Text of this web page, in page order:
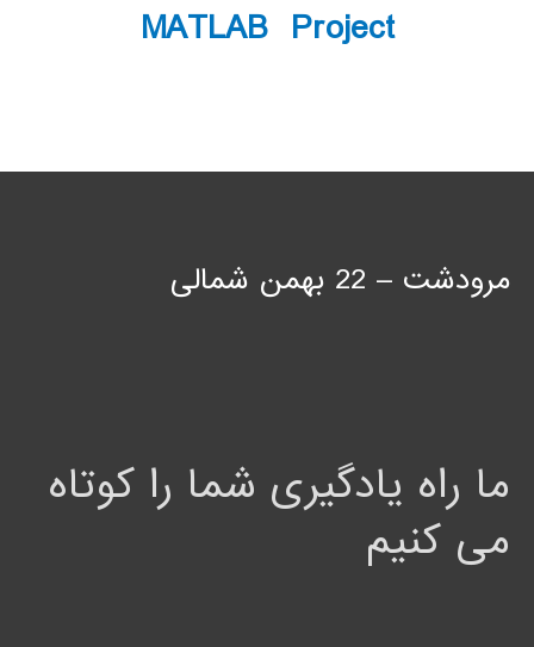
MATLAB Project
مرودشت – 22 بهمن شمالی
ما راه یادگیری شما را کوتاه
می کنیم